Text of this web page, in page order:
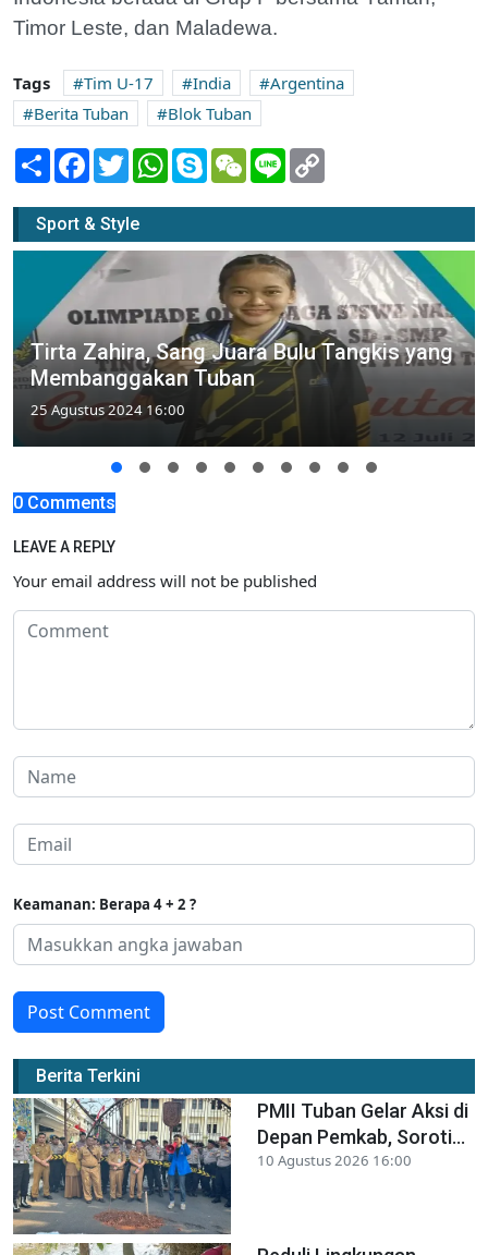
Timor Leste, dan Maladewa.
Tags Tim U-17 India
Argentina
Berita Tuban
Blok Tuban
Share Facebook
TwitterWhatsApp
SkypeWeChatLine
Sport & Style
Tirta Zahira, Sang Juara Bulu Tangkis yang
Membanggakan Tuban
25 Agustus 2024 16:00
0 Comments
LEAVE A REPLY
Your email address will not be published
Keamanan: Berapa 4 + 2 ?
Post Comment
Berita Terkini
PMII Tuban Gelar Aksi di
Depan Pemkab, Soroti...
10 Agustus 2026 16:00